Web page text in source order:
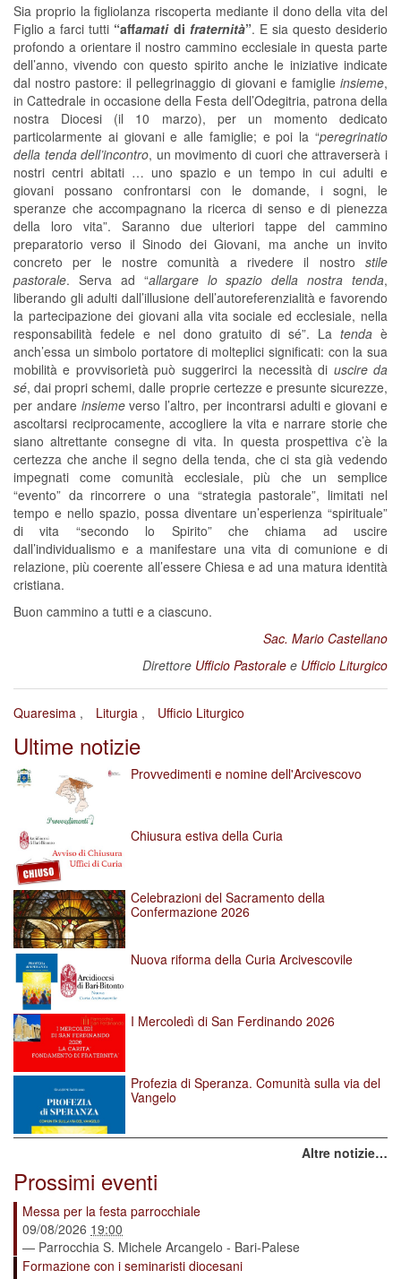
Sia proprio la figliolanza riscoperta mediante il dono della vita del
Figlio a farci tutti “affamatidi fraternità”. E sia questo desiderio
profondo a orientare il nostro cammino ecclesiale in questa parte
dell’anno, vivendo con questo spirito anche le iniziative indicate
dal nostro pastore: il pellegrinaggio di giovani e famiglie insieme,
in Cattedrale in occasione della Festa dell’Odegitria, patrona della
nostra Diocesi (il 10 marzo), per un momento dedicato
particolarmente ai giovani e alle famiglie; e poi la “peregrinatio
della tenda dell’incontro, un movimento di cuori che attraverserà i
nostri centri abitati … uno spazio e un tempo in cui adulti e
giovani possano confrontarsi con le domande, i sogni, le
speranze che accompagnano la ricerca di senso e di pienezza
della loro vita”. Saranno due ulteriori tappe del cammino
preparatorio verso il Sinodo dei Giovani, ma anche un invito
concreto per le nostre comunità a rivedere il nostro stile
pastorale. Serva ad “allargare lo spazio della nostra tenda,
liberando gli adulti dall’illusione dell’autoreferenzialità e favorendo
la partecipazione dei giovani alla vita sociale ed ecclesiale, nella
responsabilità fedele e nel dono gratuito di sé”. Latenda è
anch’essa un simbolo portatore di molteplici significati: con la sua
mobilità e provvisorietà può suggerirci la necessità di uscire da
sé, dai propri schemi, dalle proprie certezze e presunte sicurezze,
per andare insiemeverso l’altro, per incontrarsi adulti e giovani e
ascoltarsi reciprocamente, accogliere la vita e narrare storie che
siano altrettante consegne di vita. In questa prospettiva c’è la
certezza che anche il segno della tenda, che ci sta già vedendo
impegnati come comunità ecclesiale, più che un semplice
“evento” da rincorrere o una “strategia pastorale”, limitati nel
tempo e nello spazio, possa diventare un’esperienza “spirituale”
di vita “secondo lo Spirito” che chiama ad uscire
dall’individualismo e a manifestare una vita di comunione e di
relazione, più coerente all’essere Chiesa e ad una matura identità
cristiana.
Buon cammino a tutti e a ciascuno.
Sac. Mario Castellano
Direttore Ufficio Pastorale e Ufficio Liturgico
Quaresima Liturgia Ufficio Liturgico
Ultime notizie
Provvedimenti e nomine dell'Arcivescovo
Chiusura estiva della Curia
Celebrazioni del Sacramento della
Confermazione 2026
Nuova riforma della Curia Arcivescovile
I Mercoledì di San Ferdinando 2026
Profezia di Speranza. Comunità sulla via del
Vangelo
Altre notizie…
Prossimi eventi
Messa per la festa parrocchiale
09/08/2026 19:00
— Parrocchia S. Michele Arcangelo - Bari-Palese
Formazione con i seminaristi diocesani